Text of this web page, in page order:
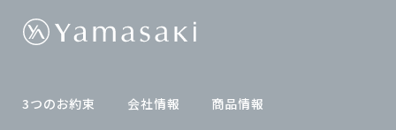
3つのお約束 会社情報 商品情報